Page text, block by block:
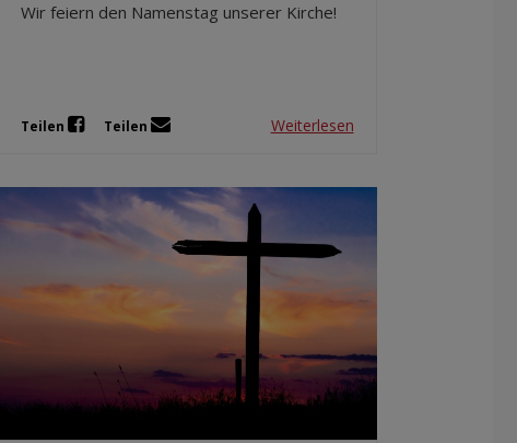
Wir feiern den Namenstag unserer Kirche!
Teilen Teilen Weiterlesen